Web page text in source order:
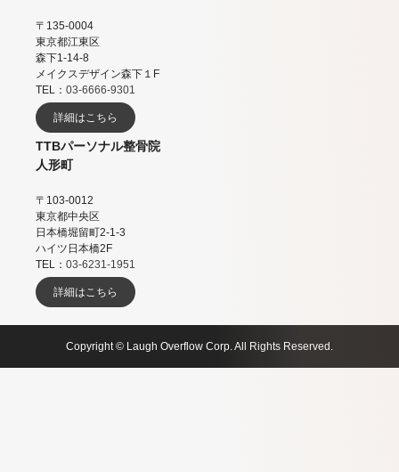
〒135-0004
東京都江東区
森下1-14-8
メイクスデザイン森下１F
TEL： 03-6666-9301
詳細はこちら
TTBパーソナル整骨院
人形町
〒103-0012
東京都中央区
日本橋堀留町2-1-3
ハイツ日本橋2F
TEL： 03-6231-1951
詳細はこちら
Copyright © Laugh Overflow Corp. All Rights Reserved.